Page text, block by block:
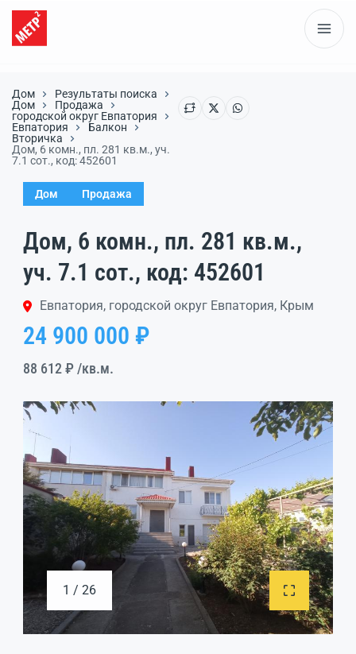
Дом
Результаты поиска
Дом
Продажа
городской округ Евпатория
Евпатория
Балкон
Вторичка
Дом, 6 комн., пл. 281 кв.м., уч.
7.1 сот., код: 452601
Дом Продажа
Дом, 6 комн., пл. 281 кв.м.,
уч. 7.1 сот., код: 452601
Евпатория, городской округ Евпатория, Крым
24 900 000 ₽
88 612 ₽ /кв.м.
1 / 26